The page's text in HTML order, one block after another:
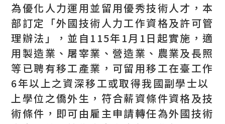
為優化人力運用並留用優秀技術人才，本
部訂定「外國技術人力工作資格及許可管
理辦法」，並自115年1月1日起實施，適
用製造業、屠宰業、營造業、農業及長照
等已聘有移工產業，可留用移工在臺工作
6年以上之資深移工或取得我國副學士以
上學位之僑外生，符合薪資條件資格及技
術條件，即可由雇主申請轉任為外國技術